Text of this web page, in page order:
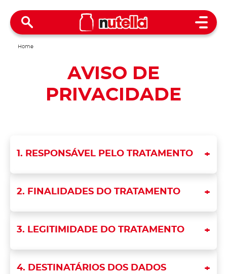
Open
Home
AVISO DE
PRIVACIDADE
1. RESPONSÁVEL PELO TRATAMENTO
2. FINALIDADES DO TRATAMENTO
3. LEGITIMIDADE DO TRATAMENTO
4. DESTINATÁRIOS DOS DADOS